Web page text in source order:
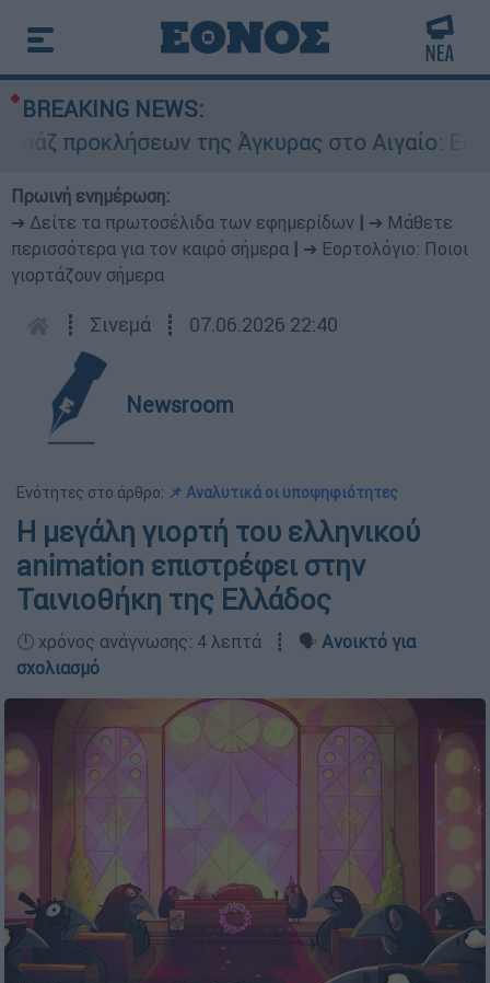
BREAKING NEWS:
της Άγκυρας στο Αιγαίο: Εικονική
Πρωινή ενημέρωση:
➔ Δείτε τα πρωτοσέλιδα των εφημερίδων
➔ Μάθετε
περισσότερα για τον καιρό σήμερα
➔ Εορτολόγιο: Ποιοι
γιορτάζουν σήμερα
┋ Σινεμά ┋ 07.06.2026 22:40
Newsroom
Ενότητες στο άρθρο: 📌 Αναλυτικά οι υποψηφιότητες
H μεγάλη γιορτή του ελληνικού
animation επιστρέφει στην
Ταινιοθήκη της Ελλάδος
🕛 χρόνος ανάγνωσης: 4 λεπτά ┋ 🗣️ Ανοικτό για
σχολιασμό